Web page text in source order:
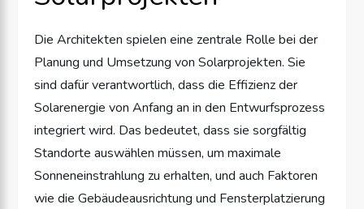
Die Architekten spielen eine zentrale Rolle bei der
Planung und Umsetzung von Solarprojekten. Sie
sind dafür verantwortlich, dass die Effizienz der
Solarenergie von Anfang an in den Entwurfsprozess
integriert wird. Das bedeutet, dass sie sorgfältig
Standorte auswählen müssen, um maximale
Sonneneinstrahlung zu erhalten, und auch Faktoren
wie die Gebäudeausrichtung und Fensterplatzierung